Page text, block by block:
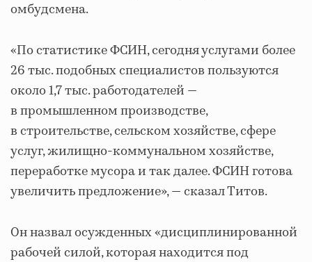
омбудсмена.
«По статистике ФСИН, сегодня услугами более
26 тыс. подобных специалистов пользуются
около 1,7 тыс. работодателей —
в промышленном производстве,
в строительстве, сельском хозяйстве, сфере
услуг, жилищно-коммунальном хозяйстве,
переработке мусора и так далее. ФСИН готова
увеличить предложение», — сказал Титов.
Он назвал осужденных «дисциплинированной
рабочей силой, которая находится под